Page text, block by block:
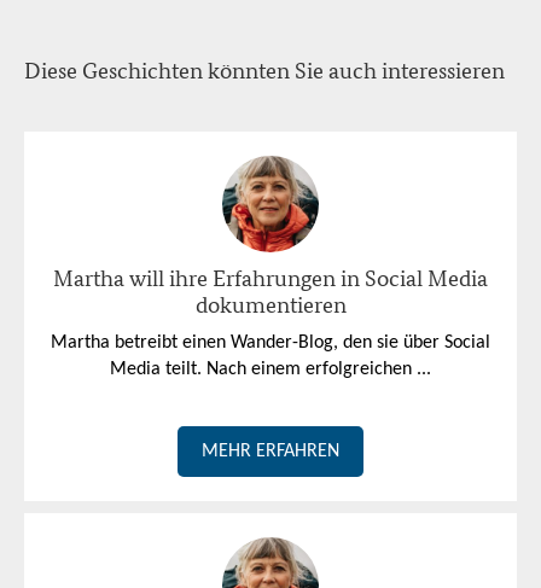
Diese Geschichten könnten Sie auch interessieren
Martha will ihre Erfahrungen in Social Media
dokumentieren
Martha betreibt einen Wander-Blog, den sie über Social
Media teilt. Nach einem erfolgreichen ...
MEHR ERFAHREN